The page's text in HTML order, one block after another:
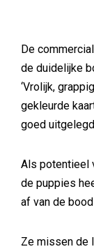
De
de duidelijke
‘Vrolijk,
gekleurde
goed
Als potentieel
de puppies
af van de
Ze missen de